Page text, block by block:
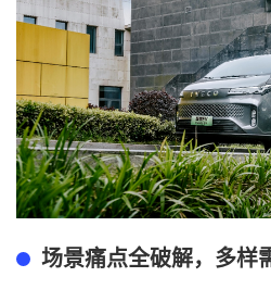
场景痛点全破解，多样